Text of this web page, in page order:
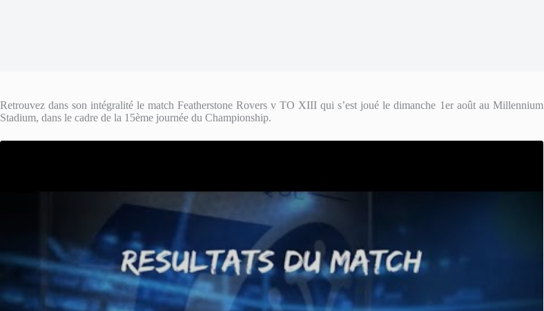
Retrouvez dans son intégralité le match Featherstone Rovers v TO XIII qui s’est joué le dimanche 1er août au Millennium
Stadium, dans le cadre de la 15ème journée du Championship.